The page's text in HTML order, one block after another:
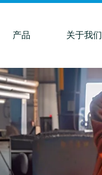
产品 关于我们